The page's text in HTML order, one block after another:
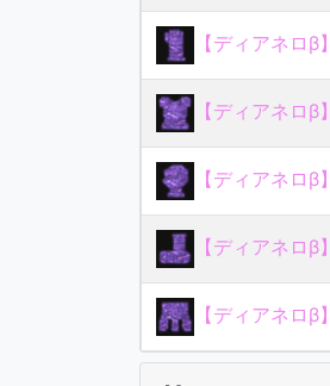
【ディアネロ
【ディアネロβ
【ディアネロ
【ディアネロβ
【ディアネロ